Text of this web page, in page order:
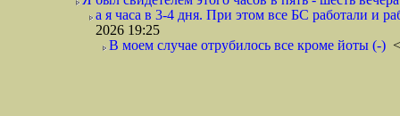
а я часа в 3-4 дня. При этом все БС работали и
2026 19:25
В моем случае отрубилось все кроме йоты (-)